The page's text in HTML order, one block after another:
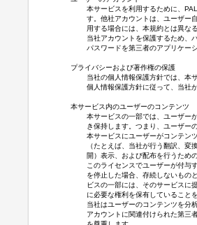
本サービスを利用するために、
す。他社アカウントは、ユーザー
用する場合には、本規約とは異な
当社アカウントを保護するため、
パスワードを第三者のアプリケー
プライバシーおよび著作権の保護
当社の個人情報保護方針では、本
個人情報保護方針に従って、当社
本サービス内のユーザーのコンテンツ
本サービスの一部では、ユーザー
き保持します。つまり、ユーザー
本サービスにユーザーがコンテン
（たとえば、当社が行う翻訳、
開）表示、および配布を行うため
このライセンスでユーザーが付与
を停止した場合、存続しないもの
ビスの一部には、そのサービスに
に必要な権利を保有していること
当社はユーザーのコンテンツを分
アカウントに関連付けられた第三